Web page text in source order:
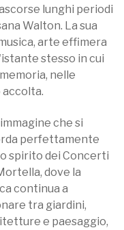
lunghi periodi
Walton. La sua
arte effimera
stesso in cui
nelle
accolta.
che si
perfettamente
spirito dei Concerti
dove la
continua a
tra giardini,
e paesaggio,